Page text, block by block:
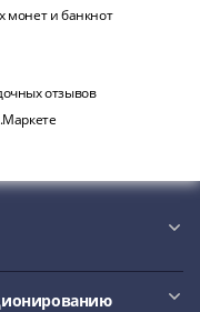
монет и банкнот
отзывов